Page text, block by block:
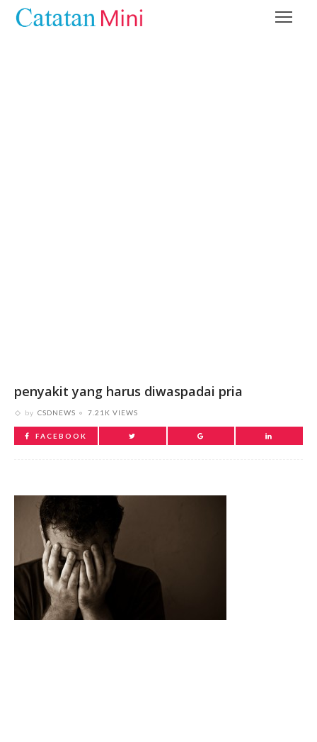
penyakit yang harus diwaspadai pria
by CSDNEWS 7.21K VIEWS
FACEBOOK